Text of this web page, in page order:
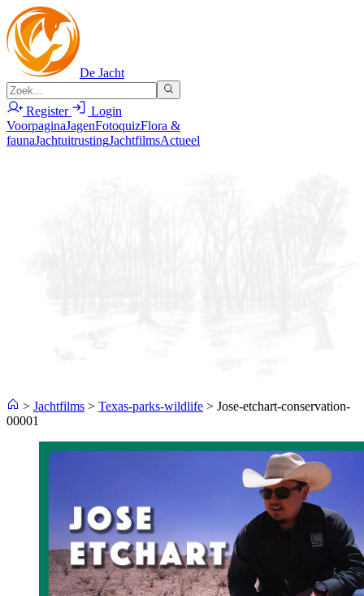
De Jacht
Register
Login
VoorpaginaJagenFotoquizFlora &
faunaJachtuitrustingJachtfilmsActueel
> Jachtfilms > Texas-parks-wildlife > Jose-etchart-conservation-
00001